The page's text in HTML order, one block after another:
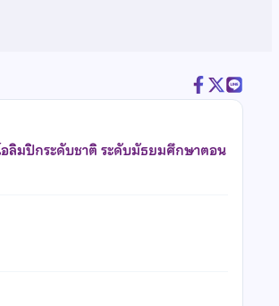
อลิมปิกระดับชาติ ระดับมัธยมศึกษาตอน